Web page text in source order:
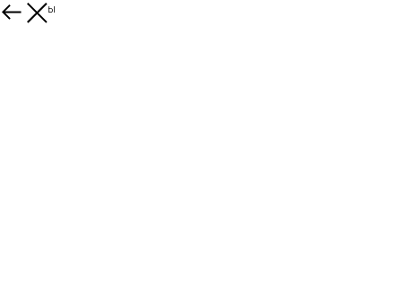
Все товары